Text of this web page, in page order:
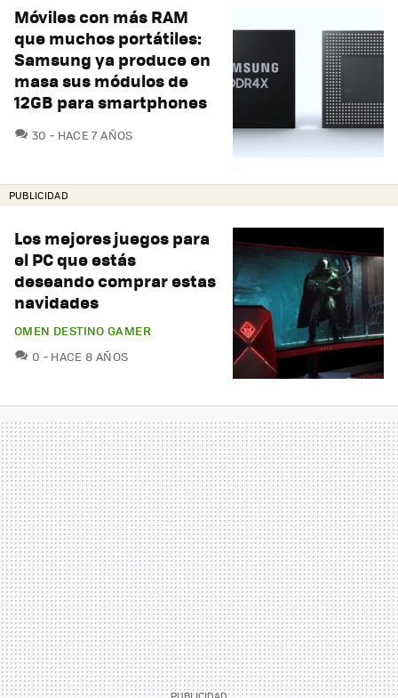
Móviles con más RAM
que muchos portátiles:
Samsung ya produce en
masa sus módulos de
12GB para smartphones
30 COMENTARIOS
HACE 7 AÑOS
PUBLICIDAD
Los mejores juegos para
el PC que estás
deseando comprar estas
navidades
OMEN DESTINO GAMER
0 COMENTARIOS
HACE 8 AÑOS